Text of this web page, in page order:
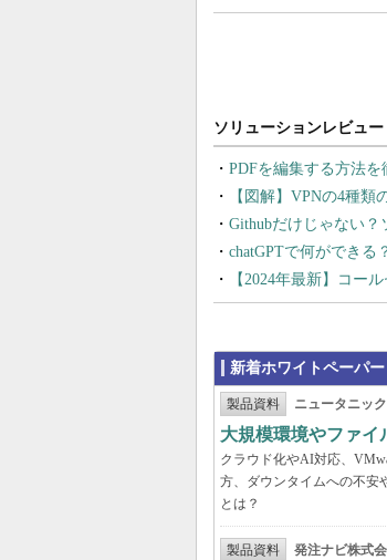
PDFを編集する方法
【図解】VPNの4種
Githubだけじゃない
chatGPTで何ができる
【2024年最新】コー
新着ホワイトペーパー
製品資料 ニュータニッ
大規模環境やファ
クラウド化やAI対応、
方、ダウンタイムへの不安
とは？
製品資料 発注ナビ株式